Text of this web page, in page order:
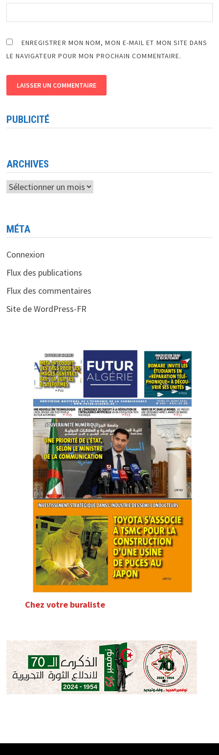
ENREGISTRER MON NOM, MON E-MAIL ET MON SITE DANS
LE NAVIGATEUR POUR MON PROCHAIN COMMENTAIRE.
PUBLICITÉ
ARCHIVES
Archives
MÉTA
Connexion
Flux des publications
Flux des commentaires
Site de WordPress-FR
Chez votre buraliste